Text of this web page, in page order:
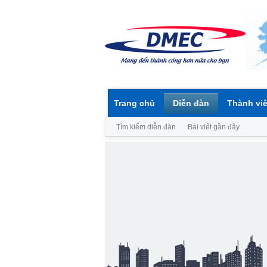
Trang chủ Diễn đàn
Tìm kiếm diễn đàn Bài viết gần đây
Thành